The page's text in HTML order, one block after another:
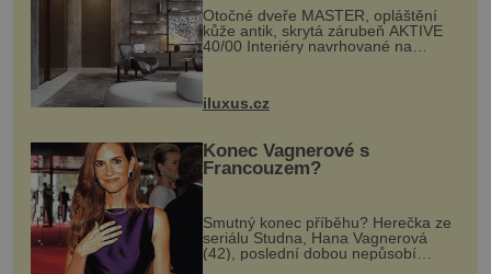
Otočné dveře MASTER, opláštění
kůže antik, skrytá zárubeň AKTIVE
40/00 Interiéry navrhované na
zakázku často vyžadují atypické
rozměry nejen nábytku, ale i
dnes umož...
iluxus.cz
Konec Vagnerové s
Francouzem?
Smutný konec příběhu? Herečka ze
seriálu Studna, Hana Vagnerová
(42), poslední dobou nepůsobí